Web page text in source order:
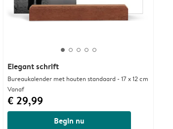
Elegant schrift
Bureaukalender met houten standaard - 17 x 12 cm
Vanaf
€ 29,99
Begin nu